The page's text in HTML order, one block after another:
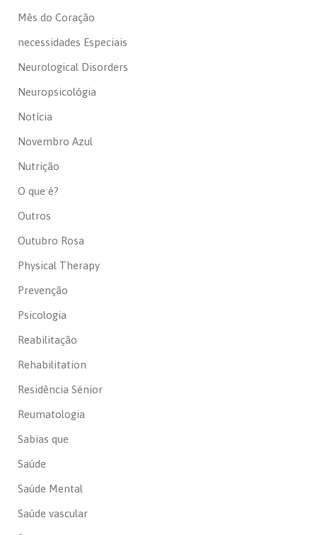
Mês do Coração
necessidades Especiais
Neurological Disorders
Neuropsicológia
Notícia
Novembro Azul
Nutrição
O que é?
Outros
Outubro Rosa
Physical Therapy
Prevenção
Psicologia
Reabilitação
Rehabilitation
Residência Sénior
Reumatologia
Sabias que
Saúde
Saúde Mental
Saúde vascular